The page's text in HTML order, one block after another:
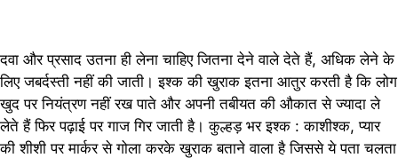
दवा और प्रसाद उतना ही लेना चाहिए जितना देने वाले देते हैं, अधिक लेने के
लिए जबर्दस्ती नहीं की जाती। इश्क की खुराक इतना आतुर करती है कि लोग
खुद पर नियंत्रण नहीं रख पाते और अपनी तबीयत की औकात से ज्यादा ले
लेते हैं फिर पढ़ाई पर गाज गिर जाती है। कुल्हड़ भर इश्क : काशीश्क, प्यार
की शीशी पर मार्कर से गोला करके खुराक बताने वाला है जिससे ये पता चलता